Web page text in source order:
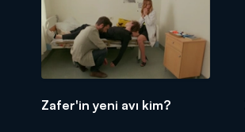
Zafer'in yeni avı kim?